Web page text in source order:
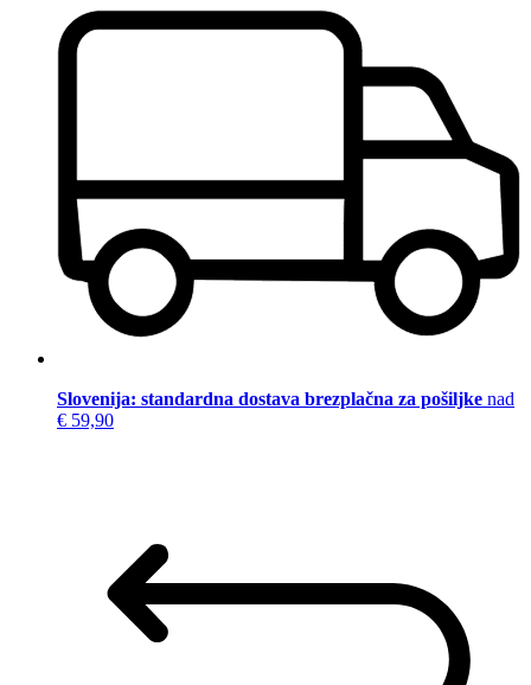
Slovenija: standardna dostava brezplačna za pošiljke nad
€ 59,90